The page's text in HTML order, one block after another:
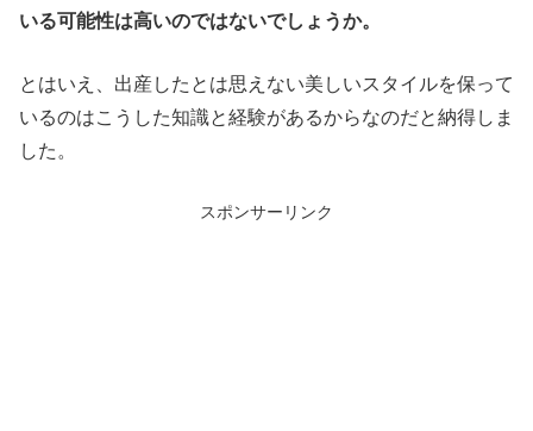
いる可能性は高いのではないでしょうか。
とはいえ、出産したとは思えない美しいスタイルを保って
いるのはこうした知識と経験があるからなのだと納得しま
した。
スポンサーリンク